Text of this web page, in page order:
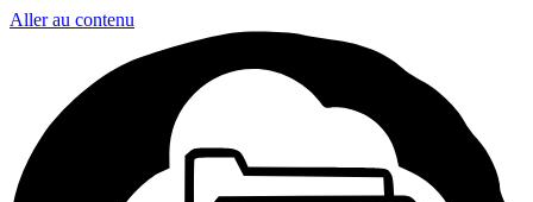
Aller au contenu